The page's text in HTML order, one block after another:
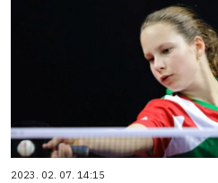
2023. 02. 07. 14:15